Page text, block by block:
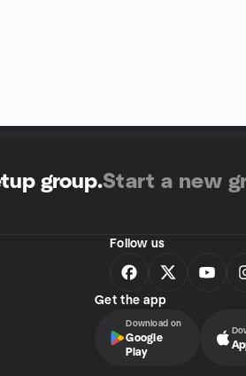
group.Start a new
Follow us
Get the app
Download on
Google
Play